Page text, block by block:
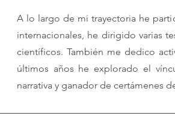
A lo largo de mi trayectoria he
internacionales, he dirigido varias
científicos. También me dedico
últimos años he explorado el
narrativa y ganador de certámenes